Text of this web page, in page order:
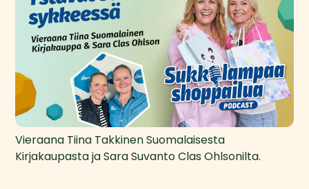
Vieraana Tiina Takkinen Suomalaisesta
Kirjakaupasta ja Sara Suvanto Clas Ohlsonilta.